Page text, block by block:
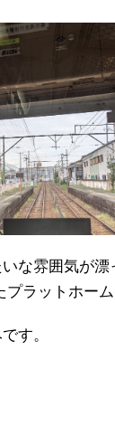
な雰囲気が
ラットホーム
す。